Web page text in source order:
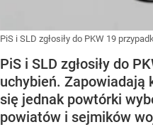
PiS i SLD zgłosiły do PKW 19
PiS i SLD zgłosiły do
uchybień. Zapowiadają
się jednak powtórki
powiatów i sejmików